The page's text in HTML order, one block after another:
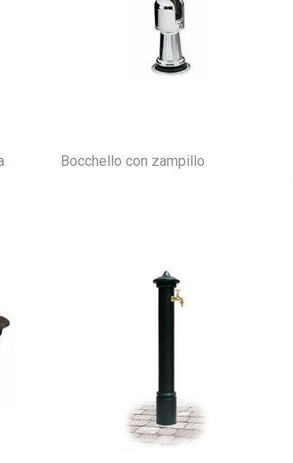
Bocchello con zampillo